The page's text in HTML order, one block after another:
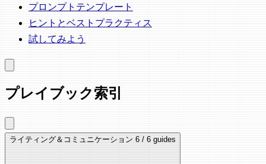
プロンプトテンプレート
ヒントとベストプラクティス
試してみよう
プレイブック索引
ライティング＆コミュニケーション 6 / 6 guides